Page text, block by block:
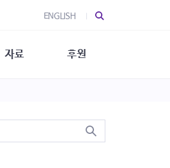
ENGLISH
자료
뉴스레터
후원